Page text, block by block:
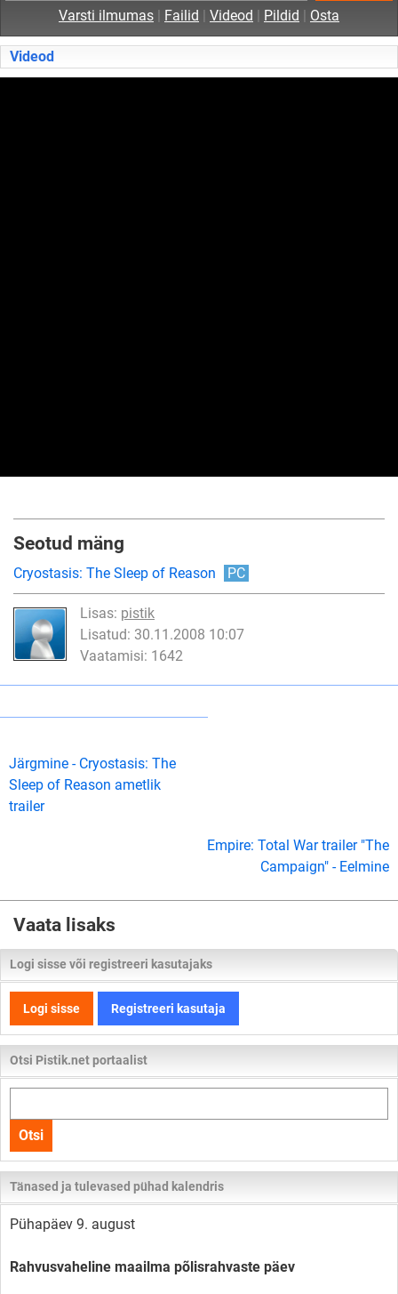
Varsti ilmumas | Failid | Videod | Pildid | Osta
Videod
Seotud mäng
Cryostasis: The Sleep of Reason PC
Lisas: pistik
Lisatud: 30.11.2008 10:07
Vaatamisi: 1642
Järgmine - Cryostasis: The
Sleep of Reason ametlik
trailer
Empire: Total War trailer "The
Campaign" - Eelmine
Vaata lisaks
Logi sisse või registreeri kasutajaks
Logi sisse Registreeri kasutaja
Otsi Pistik.net portaalist
kogu
lehelt
Otsi
Tänased ja tulevased pühad kalendris
Pühapäev 9. august
Rahvusvaheline maailma põlisrahvaste päev